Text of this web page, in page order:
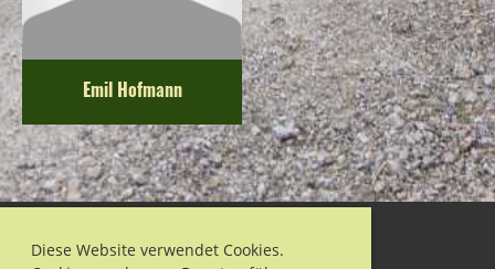
Diese Website verwendet Cookies.
Emil Hofmann